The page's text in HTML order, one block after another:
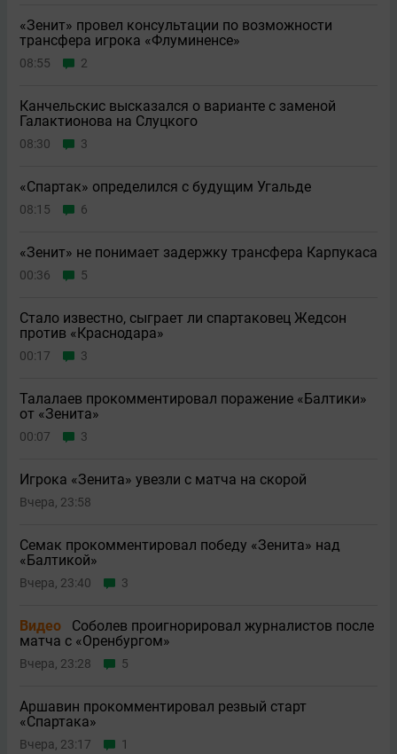
«Зенит» провел консультации по возможности
трансфера игрока «Флуминенсе»
08:55 2
Канчельскис высказался о варианте с заменой
Галактионова на Слуцкого
08:30 3
«Спартак» определился с будущим Угальде
08:15 6
«Зенит» не понимает задержку трансфера Карпукаса
00:36 5
Стало известно, сыграет ли спартаковец Жедсон
против «Краснодара»
00:17 3
Талалаев прокомментировал поражение «Балтики»
от «Зенита»
00:07 3
Игрока «Зенита» увезли с матча на скорой
Вчера, 23:58
Семак прокомментировал победу «Зенита» над
«Балтикой»
Вчера, 23:40 3
Видео
Соболев проигнорировал журналистов после
матча с «Оренбургом»
Вчера, 23:28 5
Аршавин прокомментировал резвый старт
«Спартака»
Вчера, 23:17 1